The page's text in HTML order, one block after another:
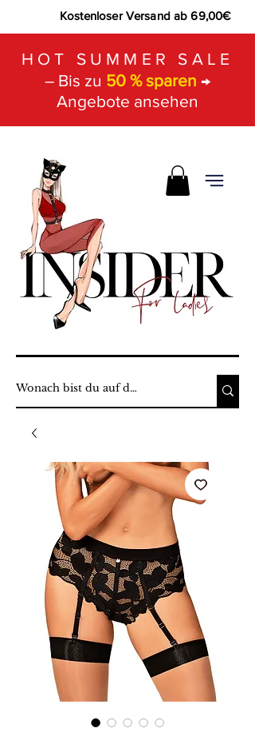
Kostenloser Versand ab 69,00€
HOT SUMMER SALE
– Bis zu 50 % sparen →
Angebote ansehen